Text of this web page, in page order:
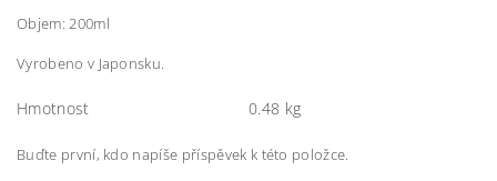
Objem: 200ml
Vyrobeno v Japonsku.
Hmotnost 0.48 kg
Buďte první, kdo napíše příspěvek k této položce.